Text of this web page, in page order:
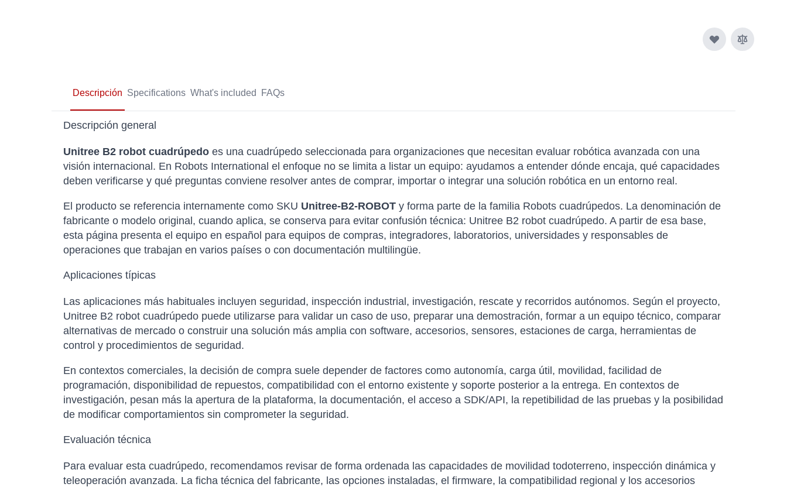
Descripción Specifications What's included FAQs
Descripción general
Unitree B2 robot cuadrúpedo es una cuadrúpedo seleccionada para organizaciones que necesitan evaluar robótica avanzada con una
visión internacional. En Robots International el enfoque no se limita a listar un equipo: ayudamos a entender dónde encaja, qué capacidades
deben verificarse y qué preguntas conviene resolver antes de comprar, importar o integrar una solución robótica en un entorno real.
El producto se referencia internamente como SKU Unitree-B2-ROBOT y forma parte de la familia Robots cuadrúpedos. La denominación de
fabricante o modelo original, cuando aplica, se conserva para evitar confusión técnica: Unitree B2 robot cuadrúpedo. A partir de esa base,
esta página presenta el equipo en español para equipos de compras, integradores, laboratorios, universidades y responsables de
operaciones que trabajan en varios países o con documentación multilingüe.
Aplicaciones típicas
Las aplicaciones más habituales incluyen seguridad, inspección industrial, investigación, rescate y recorridos autónomos. Según el proyecto,
Unitree B2 robot cuadrúpedo puede utilizarse para validar un caso de uso, preparar una demostración, formar a un equipo técnico, comparar
alternativas de mercado o construir una solución más amplia con software, accesorios, sensores, estaciones de carga, herramientas de
control y procedimientos de seguridad.
En contextos comerciales, la decisión de compra suele depender de factores como autonomía, carga útil, movilidad, facilidad de
programación, disponibilidad de repuestos, compatibilidad con el entorno existente y soporte posterior a la entrega. En contextos de
investigación, pesan más la apertura de la plataforma, la documentación, el acceso a SDK/API, la repetibilidad de las pruebas y la posibilidad
de modificar comportamientos sin comprometer la seguridad.
Evaluación técnica
Para evaluar esta cuadrúpedo, recomendamos revisar de forma ordenada las capacidades de movilidad todoterreno, inspección dinámica y
teleoperación avanzada. La ficha técnica del fabricante, las opciones instaladas, el firmware, la compatibilidad regional y los accesorios